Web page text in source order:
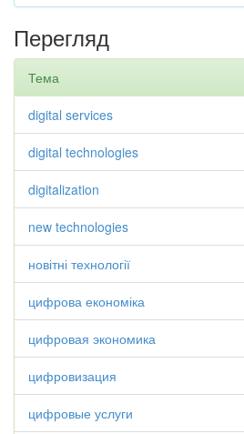
Перегляд
Тема
digital services
digital technologies
digitalization
new technologies
новітні технології
цифрова економіка
цифровая экономика
цифровизация
цифровые услуги